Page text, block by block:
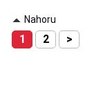
Nahoru
1 2 >